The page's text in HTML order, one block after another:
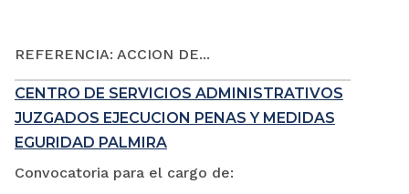
REFERENCIA: ACCION DE...
CENTRO DE SERVICIOS ADMINISTRATIVOS
JUZGADOS EJECUCION PENAS Y MEDIDAS
EGURIDAD PALMIRA
Convocatoria para el cargo de: